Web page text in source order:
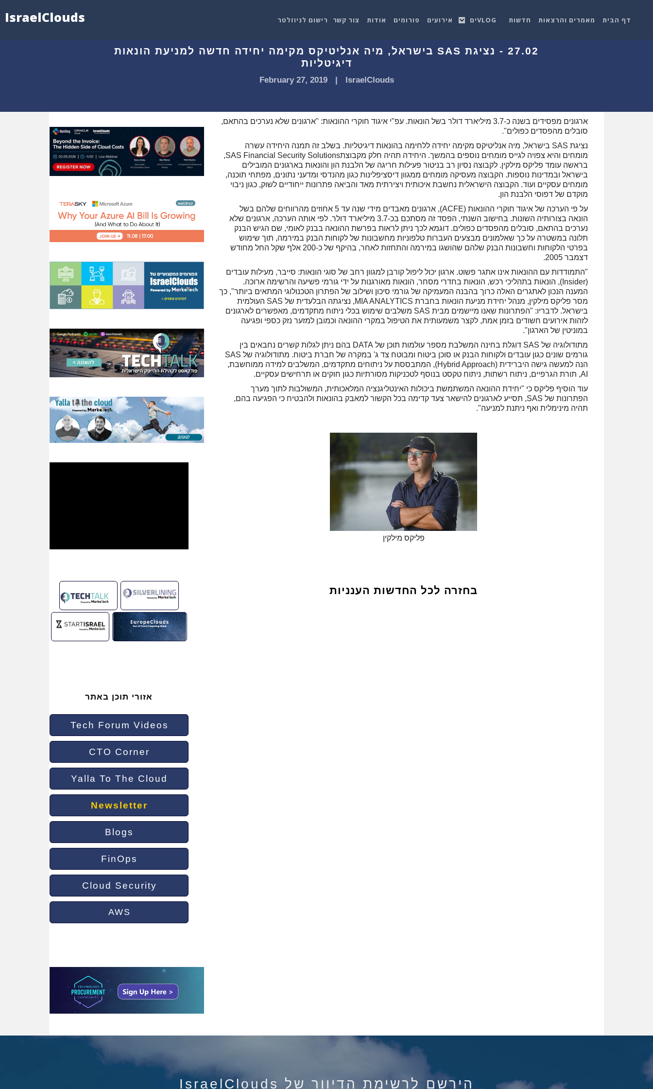
IsraelClouds דף הבית מאמרים והרצאות חדשות VLOGים אירועים פורומים אודות צור קשר רישום לניוזלטר
27.02 - נציגת SAS בישראל, מיה אנליטיקס מקימה יחידה חדשה למניעת הונאות
דיגיטליות
IsraelClouds
|
February 27, 2019
אזורי תוכן באתר
Tech Forum Videos
CTO Corner
Yalla To The Cloud
Newsletter
Blogs
FinOps
Cloud Security
AWS
ארגונים מפסידים בשנה כ-3.7 מיליארד דולר בשל הונאות. עפ"י איגוד חוקרי ההונאות: "ארגונים שלא נערכים בהתאם,
סובלים מהפסדים כפולים".
נציגת SAS בישראל, מיה אנליטיקס מקימה יחידה ללחימה בהונאות דיגיטליות. בשלב זה תמנה היחידה עשרה
מומחים והיא צפויה לגייס מומחים נוספים בהמשך. היחידה תהיה חלק מקבוצתSAS Financial Security Solutions,
בראשה עומד פליקס מילקין. לקבוצה נסיון רב בניטור פעילות חריגה של הלבנת הון והונאות בארגונים המובילים
בישראל ובמדינות נוספות. הקבוצה מעסיקה מומחים ממגוון דיסציפלינות כגון מהנדסי ומדעני נתונים, מפתחי תוכנה,
מומחים עסקיים ועוד. הקבוצה הישראלית נחשבת איכותית ויצירתית מאד והביאה פתרונות ייחודיים לשוק, כגון ניבוי
מוקדם של דפוסי הלבנת הון.
על פי הערכה של איגוד חוקרי ההונאות (ACFE), ארגונים מאבדים מידי שנה עד 5 אחוזים מהרווחים שלהם בשל
הונאה בצורותיה השונות. בחישוב השנתי, הפסד זה מסתכם בכ-3.7 מיליארד דולר. לפי אותה הערכה, ארגונים שלא
נערכים בהתאם, סובלים מהפסדים כפולים. דוגמא לכך ניתן לראות בפרשת ההונאה בבנק לאומי, שם הגיש הבנק
תלונה במשטרה על כך שאלמונים מבצעים העברות טלפוניות מחשבונות של לקוחות הבנק במירמה, תוך שימוש
בפרטי הלקוחות וחשבונות הבנק שלהם שהושגו במירמה והתחזות לאחר, בהיקף של כ-200 אלף שקל החל מחודש
דצמבר 2005.
"התמודדות עם ההונאות אינו אתגר פשוט. ארגון יכול ליפול קורבן למגוון רחב של סוגי הונאות: סייבר, מעילות עובדים
(Insider), הונאות בתהליכי רכש, הונאות בחדרי מסחר, הונאות מאורגנות על ידי גורמי פשיעה והרשימה ארוכה.
המענה הנכון לאתגרים האלה כרוך בהבנה המעמיקה של גורמי סיכון ושילוב של הפתרון הטכנולוגי המתאים ביותר", כך
מסר פליקס מילקין, מנהל יחידת מניעת הונאות בחברת MIA ANALYTICS, נציגתה הבלעדית של SAS העולמית
בישראל. לדבריו: "הפתרונות שאנו מיישמים מבית SAS משלבים שימוש בכלי ניתוח מתקדמים, מאפשרים לארגונים
לזהות אירועים חשודים בזמן אמת, לקצר משמעותית את הטיפול במקרי ההונאה וכמובן למזער נזק כספי ופגיעה
במוניטין של הארגון".
מתודולוגיה של SAS דוגלת בחינה המשלבת מספר עולמות תוכן של DATA בהם ניתן לגלות קשרים נחבאים בין
גורמים שונים כגון עובדים ולקוחות הבנק או סוכן ביטוח ומבוטח צד ג' במקרה של חברת ביטוח. מתודולוגיה של SAS
הנה למעשה גישה היברידית (Hybrid Approach), המתבססת על ניתוחים מתקדמים, המשלבים למידה ממוחשבת,
AI, תורת הגרפיים, ניתוח רשתות, ניתוח טקסט בנוסף לטכניקות מסורתיות כגון חוקים או תרחישים עסקיים.
עוד הוסיף פליקס כי "יחידת ההונאה המשתמשת ביכולות האינטליגנציה המלאכותית, המשולבות לתוך מערך
הפתרונות של SAS, תסייע לארגונים להישאר צעד קדימה בכל הקשור למאבק בהונאות ולהבטיח כי הפגיעה בהם,
תהיה מינימלית ואף ניתנת למניעה".
פליקס מילקין
בחזרה לכל החדשות הענניות
הירשם לרשימת הדיוור של IsraelClouds